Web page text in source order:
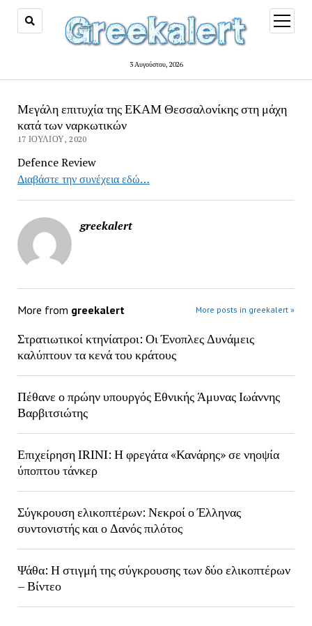
3 Αυγούστου, 2026
open
menu
Μεγάλη επιτυχία της ΕΚΑΜ Θεσσαλονίκης στη μάχη
κατά των ναρκωτικών
17 ΙΟΥΛΊΟΥ, 2020
Defence Review
Διαβάστε την συνέχεια εδώ…
greekalert
More from greekalert More posts in greekalert »
Στρατιωτικοί κτηνίατροι: Οι Ένοπλες Δυνάμεις
καλύπτουν τα κενά του κράτους
Πέθανε ο πρώην υπουργός Εθνικής Άμυνας Ιωάννης
Βαρβιτσιώτης
Επιχείρηση IRINI: Η φρεγάτα «Κανάρης» σε νηοψία
ύποπτου τάνκερ
Σύγκρουση ελικοπτέρων: Νεκροί ο Έλληνας
συντονιστής και ο Δανός πιλότος
Ψάθα: Η στιγμή της σύγκρουσης των δύο ελικοπτέρων
– Βίντεο